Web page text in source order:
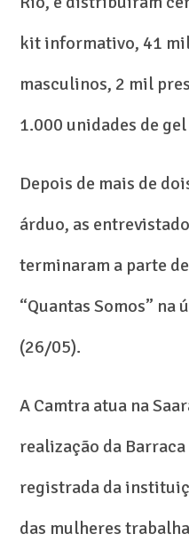
kit informativo, 41
masculinos, 2 mil
1.000 unidades de
Depois de mais de
árduo, as
terminaram a parte
“Quantas Somos”
(26/05).
A Camtra atua na
realização da
registrada da
das mulheres